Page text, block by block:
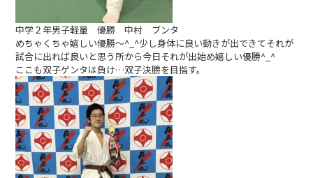
中学２年男子軽量 優勝 中村 ブンタ
めちゃくちゃ嬉しい優勝〜^_^少し身体に良い動きが出できてそれが
試合に出れば良いと思う所から今日それが出始め嬉しい優勝^_^
ここも双子ゲンタは負け…双子決勝を目指す。